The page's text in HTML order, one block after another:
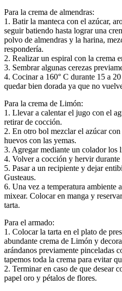
Para la crema de almendras:
1. Batir la manteca con el azúcar,
seguir batiendo hasta lograr una
polvo de almendras y la harina,
respondería.
2. Realizar un espiral con la crema
3. ⁠Sembrar algunas cerezas
4. Cocinar a 160° C durante 15 a
quedar bien dorada ya que no
Para la crema de Limón:
1. Llevar a calentar el jugo con el
retirar de cocción.
2. En otro bol mezclar el azúcar
huevos con las yemas.
3. Agregar mediante un colador los
4. Volver a cocción y hervir durante
5. Pasar a un recipiente y dejar
Gusteaus.
6. Una vez a temperatura ambiente
mixear. Colocar en manga y
tarta.
Para el armado:
1. Colocar la tarta en el plato de
abundante crema de Limón y
arándanos previamente pinceladas
tapemos toda la crema para evitar
2. Terminar en caso de que desear
papel oro y pétalos de flores.